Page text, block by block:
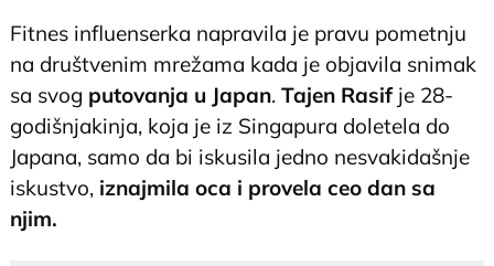
Fitnes influenserka napravila je pravu pometnju
na društvenim mrežama kada je objavila snimak
sa svog putovanja u Japan.Tajen Rasifje 28-
godišnjakinja, koja je iz Singapura doletela do
Japana, samo da bi iskusila jedno nesvakidašnje
iskustvo, iznajmila oca i provela ceo dan sa
njim.